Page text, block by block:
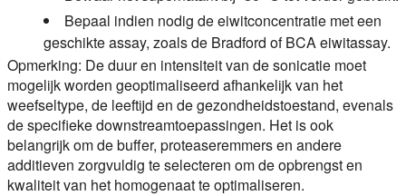
Bepaal indien nodig de eiwitconcentratie met een
geschikte assay, zoals de Bradford of BCA eiwitassay.
Opmerking: De duur en intensiteit van de sonicatie moet
mogelijk worden geoptimaliseerd afhankelijk van het
weefseltype, de leeftijd en de gezondheidstoestand, evenals
de specifieke downstreamtoepassingen. Het is ook
belangrijk om de buffer, proteaseremmers en andere
additieven zorgvuldig te selecteren om de opbrengst en
kwaliteit van het homogenaat te optimaliseren.